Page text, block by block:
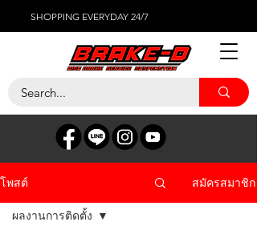
SHOPPING EVERYDAY 24/7
โพสต์ สมัครสมาชิก
ผลงานการติดตั้ง